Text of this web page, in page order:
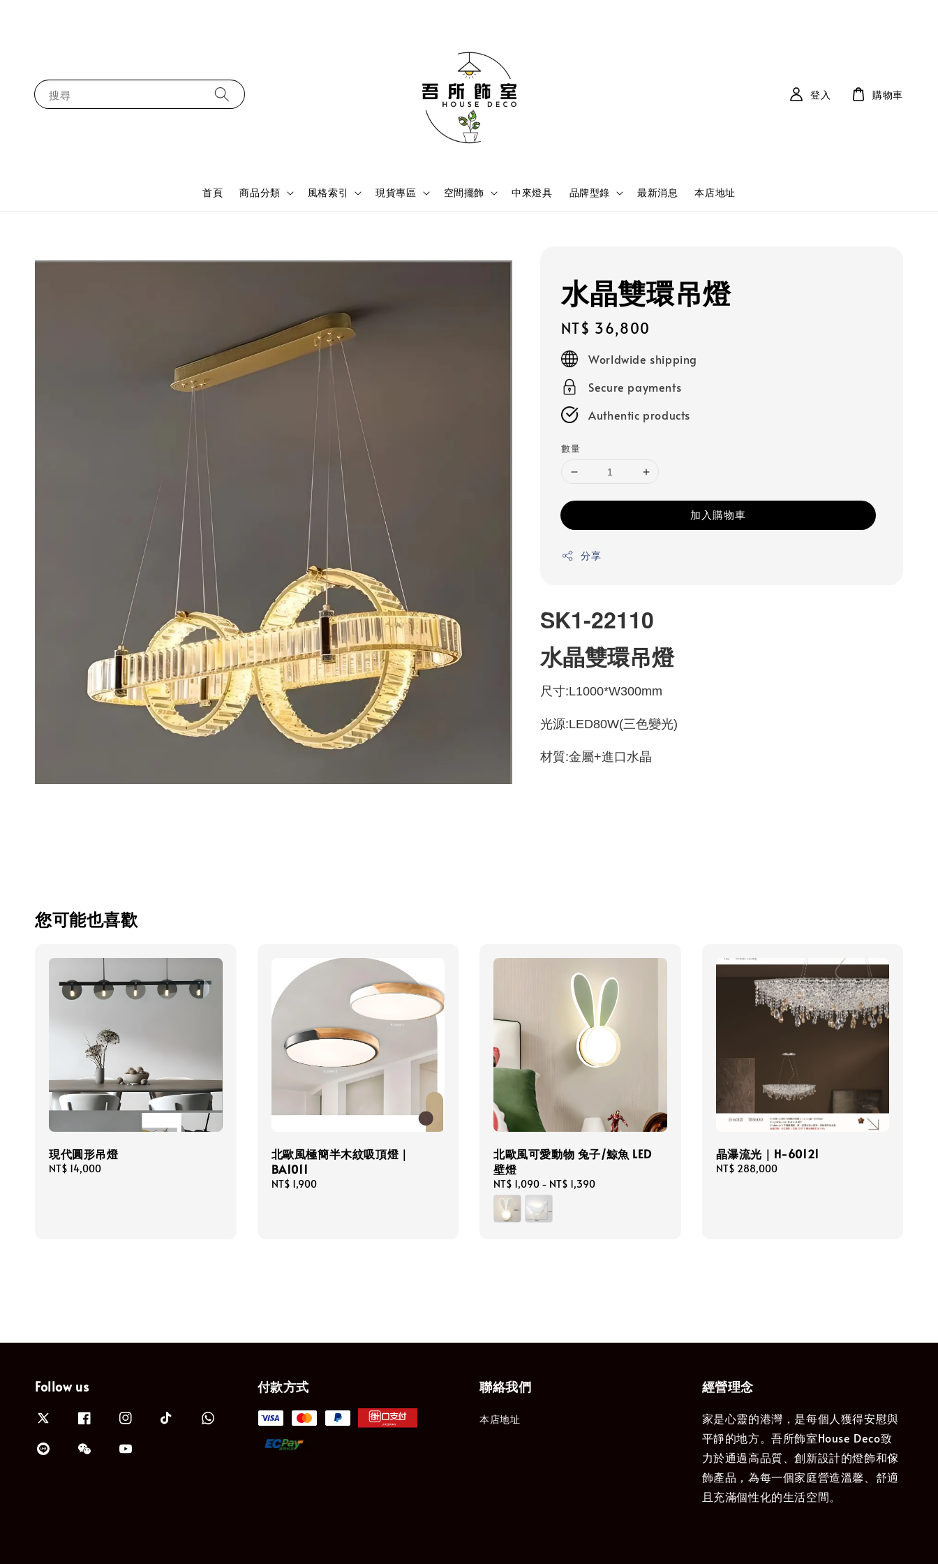
搜尋
首頁 商品分類 風格索引 現貨專區 空間擺飾 中來燈具 品牌型錄 最新消息 本店地址
登入 購物車
水晶雙環吊燈
Regular
price
NT$ 36,800
Worldwide shipping
Secure payments
Authentic products
數量
加入購物車
分享
SK1-22110
水晶雙環吊燈
尺寸:L1000*W300mm
光源:LED80W(三色變光)
材質:金屬+進口水晶
您可能也喜歡
現代圓形吊燈
Regular
NT$ 14,000
北歐風極簡半木紋吸頂燈｜
BA1011
Regular
NT$ 1,900
北歐風可愛動物 兔子/鯨魚 LED
壁燈
Regular
price
NT$ 1,090 - NT$ 1,390
晶瀑流光｜H-60121
Regular
NT$ 288,000
Follow us 付款方式 聯絡我們
本店地址
經營理念
家是心靈的港灣，是每個人獲得安慰與
平靜的地方。吾所飾室House Deco致
力於通過高品質、創新設計的燈飾和傢
飾產品，為每一個家庭營造溫馨、舒適
且充滿個性化的生活空間。